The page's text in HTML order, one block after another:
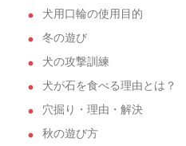
犬用口輪の使用目的
冬の遊び
犬の攻撃訓練
犬が石を食べる理由とは？
穴掘り・理由・解決
秋の遊び方